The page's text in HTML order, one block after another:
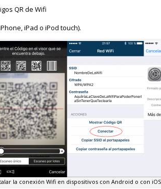
QR de Wifi
iPad o iPod touch).
la conexión Wifi en dispositivos con Android o con iOS